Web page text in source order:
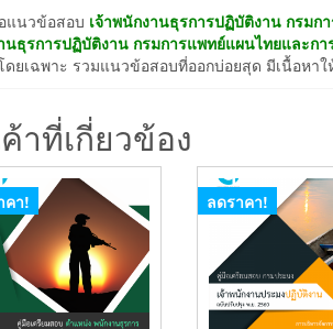
แนวข้อสอบ เจ้าพนักงานธุรการปฏิบัติงาน กรมก
นธุรการปฏิบัติงาน กรมการแพทย์แผนไทยและกา
ดยเฉพาะ รวมแนวข้อสอบที่ออกบ่อยสุด มีเนื้อห
าที่เกี่ยวข้อง
คา! ลดราคา!